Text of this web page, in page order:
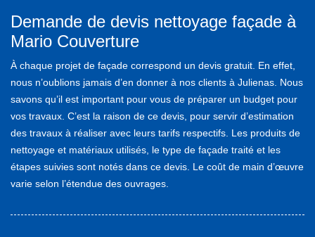
Demande de devis nettoyage façade à
Mario Couverture
À chaque projet de façade correspond un devis gratuit. En effet,
nous n’oublions jamais d’en donner à nos clients à Julienas. Nous
savons qu’il est important pour vous de préparer un budget pour
vos travaux. C’est la raison de ce devis, pour servir d’estimation
des travaux à réaliser avec leurs tarifs respectifs. Les produits de
nettoyage et matériaux utilisés, le type de façade traité et les
étapes suivies sont notés dans ce devis. Le coût de main d’œuvre
varie selon l’étendue des ouvrages.